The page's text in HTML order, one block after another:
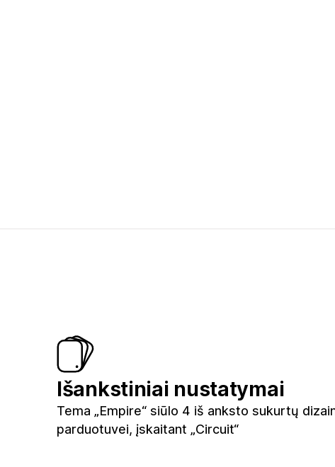
Išankstiniai nustatymai
Tema „Empire“ siūlo 4 iš anksto sukurtų
parduotuvei, įskaitant „Circuit“